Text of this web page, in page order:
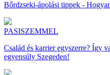
Bőrdzseki-ápolási tippek -
PASISZEMMEL
Család és karrier egyszerre? Így
egyensúly Szegeden!